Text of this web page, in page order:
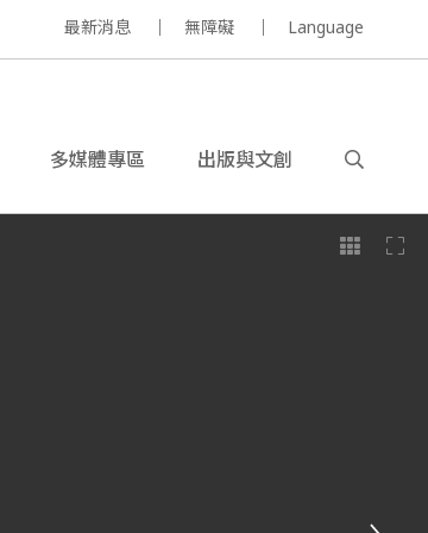
最新消息 無障礙 Language
多媒體專區 出版與文創